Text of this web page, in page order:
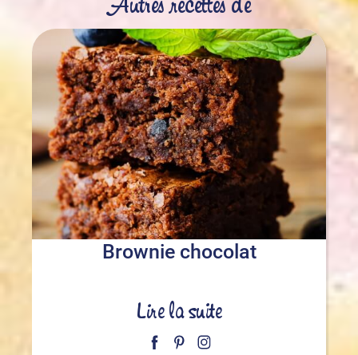
Autres recettes de
Brownie chocolat
Lire la suite